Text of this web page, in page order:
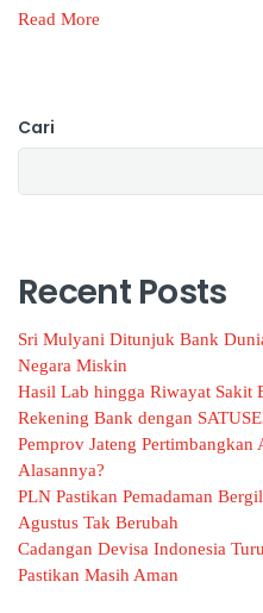
Read More
Cari
Recent Posts
Sri Mulyani Ditunjuk Bank
Negara Miskin
Hasil Lab hingga Riwayat Sakit
Rekening Bank dengan
Pemprov Jateng
Alasannya?
PLN Pastikan Pemadaman
Agustus Tak Berubah
Cadangan Devisa Indonesia
Pastikan Masih Aman